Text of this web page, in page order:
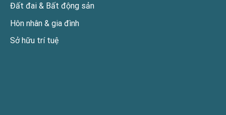
Đất đai & Bất động sản
Hôn nhân & gia đình
Sở hữu trí tuệ